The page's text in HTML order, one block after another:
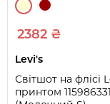
2382 ₴
Levi's
Світшот на флісі
принтом